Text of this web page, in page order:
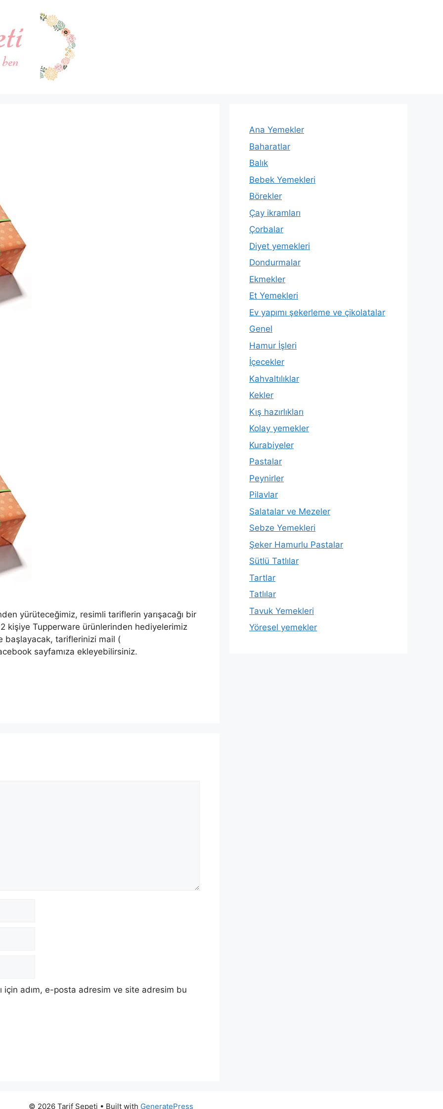
yürüteceğimiz, resimli tariflerin yarışacağı bir
kişiye Tupperware ürünlerinden hediyelerimiz
başlayacak, tariflerinizi mail (
sayfamıza ekleyebilirsiniz.
için adım, e-posta adresim ve site adresim bu
Ana Yemekler
Baharatlar
Balık
Bebek Yemekleri
Börekler
Çay ikramları
Çorbalar
Diyet yemekleri
Dondurmalar
Ekmekler
Et Yemekleri
Ev yapımı şekerleme ve çikolatalar
Genel
Hamur İşleri
İçecekler
Kahvaltılıklar
Kekler
Kış hazırlıkları
Kolay yemekler
Kurabiyeler
Pastalar
Peynirler
Pilavlar
Salatalar ve Mezeler
Sebze Yemekleri
Şeker Hamurlu Pastalar
Sütlü Tatlılar
Tartlar
Tatlılar
Tavuk Yemekleri
Yöresel yemekler
© 2026 Tarif Sepeti • Built with GeneratePress